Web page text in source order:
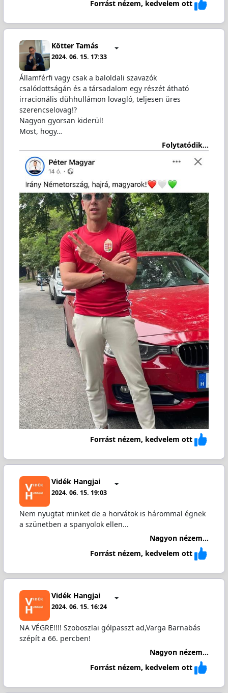
Forrást nézem, kedvelem ott
Kötter Tamás
2024. 06. 15. 17:33
Államférfi vagy csak a baloldali szavazók
csalódottságán és a társadalom egy részét átható
irracionális dühhullámon lovagló, teljesen üres
szerencselovag!?
Nagyon gyorsan kiderül!
Most, hogy…
Folytatódik...
Forrást nézem, kedvelem ott
Vidék Hangjai
2024. 06. 15. 19:03
Nem nyugtat minket de a horvátok is hárommal égnek
a szünetben a spanyolok ellen...
Nagyon nézem...
Forrást nézem, kedvelem ott
Vidék Hangjai
2024. 06. 15. 16:24
NA VÉGRE!!!! Szoboszlai gólpasszt ad,Varga Barnabás
szépít a 66. percben!
Nagyon nézem...
Forrást nézem, kedvelem ott